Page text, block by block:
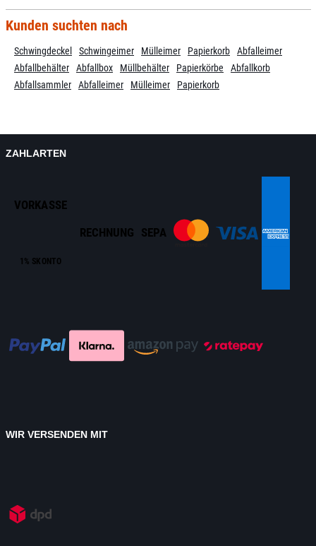
Kunden suchten nach
Schwingdeckel Schwingeimer Mülleimer Papierkorb
Abfalleimer
Abfallbehälter
Abfallbox Müllbehälter Papierkörbe
Abfallkorb
Abfallsammler
Abfalleimer Mülleimer Papierkorb
ZAHLARTEN
VORKASSE
1% SKONTO
RECHNUNG SEPA
WIR VERSENDEN MIT